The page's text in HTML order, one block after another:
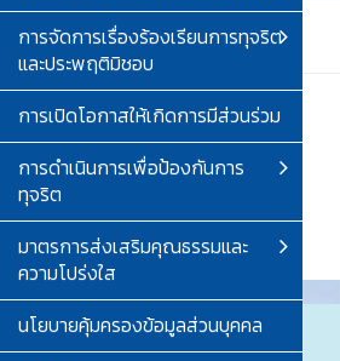
การจัดการเรื่องร้องเรียนการทุจริต
และประพฤติมิชอบ
การเปิดโอกาสให้เกิดการมีส่วนร่วม
การดำเนินการเพื่อป้องกันการ
ทุจริต
มาตรการส่งเสริมคุณธรรมและ
ความโปร่งใส
นโยบายคุ้มครองข้อมูลส่วนบุคคล